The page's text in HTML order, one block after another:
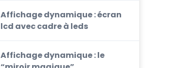
Affichage dynamique : écran
lcd avec cadre à leds
Affichage dynamique : le